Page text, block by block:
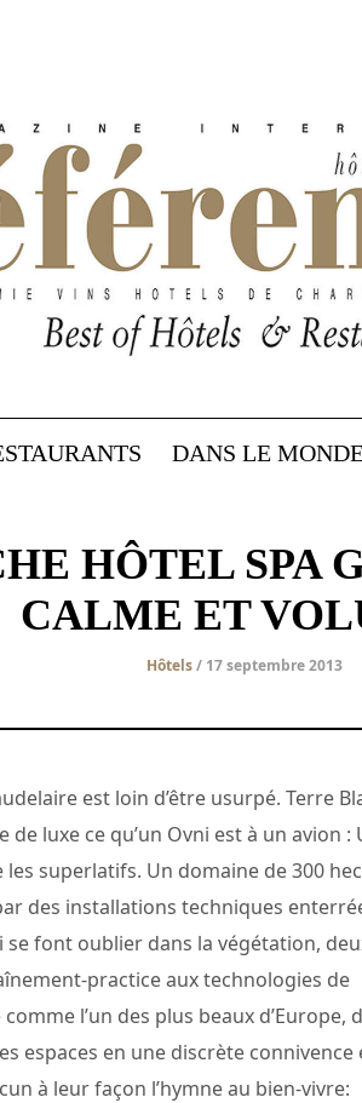
DANS LE
HÔTEL SPA
CALME ET
Hôtels/ 17 septembre 2013
est loin d’être usurpé. Terre
de luxe ce qu’un Ovni est à un avion :
superlatifs. Un domaine de 300
des installations techniques
se font oublier dans la végétation,
practice aux technologies de
l’un des plus beaux d’Europe,
espaces en une discrète connivence
à leur façon l’hymne au bien-vivre: